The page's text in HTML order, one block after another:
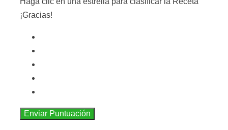
¡Gracias!
Enviar Puntuación